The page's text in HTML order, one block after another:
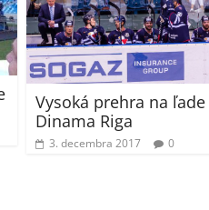
Vysoká prehra na ľade
Dinama Riga
3. decembra 2017 0